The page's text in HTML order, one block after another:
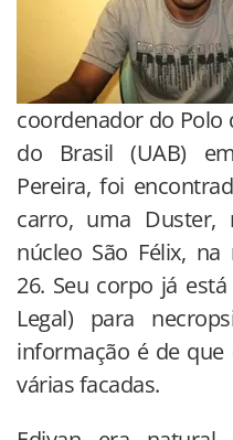
coordenador do Polo
do Brasil (UAB)
Pereira, foi
carro, uma Duster,
núcleo São Félix,
26. Seu corpo já
Legal) para
informação é de
várias facadas.